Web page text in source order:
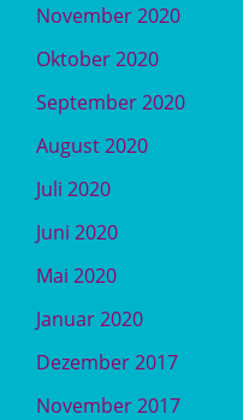
November 2020
Oktober 2020
September 2020
August 2020
Juli 2020
Juni 2020
Mai 2020
Januar 2020
Dezember 2017
November 2017